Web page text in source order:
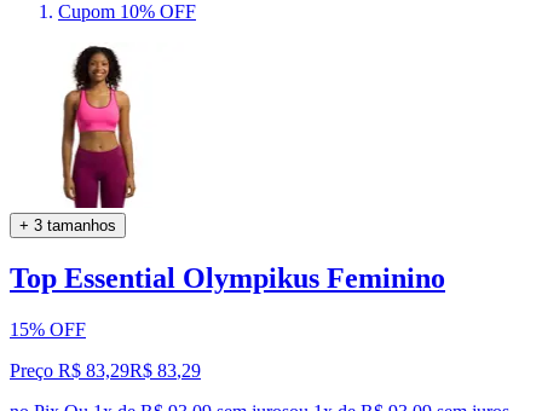
Cupom 10% OFF
+ 3 tamanhos
Top Essential Olympikus Feminino
15% OFF
Preço R$ 83,29R$ 83,29